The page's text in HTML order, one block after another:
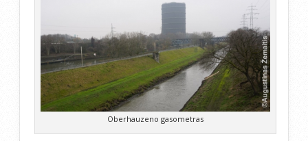
Oberhauzeno gasometras